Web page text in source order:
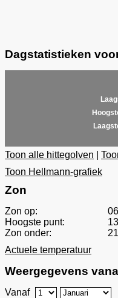
Dagstatistieken
Toon alle hittegolven
Toon Hellmann-grafiek
Zon
Zon op:
Hoogste punt:
Zon onder:
Actuele temperatuur
Weergegevens
Vanaf